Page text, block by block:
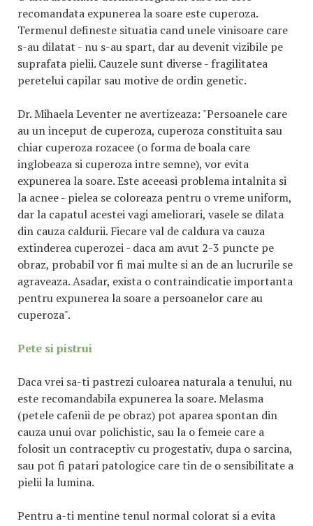
recomandata expunerea la soare este cuperoza.
Termenul defineste situatia cand unele vinisoare care
s-au dilatat - nu s-au spart, dar au devenit vizibile pe
suprafata pielii. Cauzele sunt diverse - fragilitatea
peretelui capilar sau motive de ordin genetic.
Dr. Mihaela Leventer ne avertizeaza: "Persoanele care
au un inceput de cuperoza, cuperoza constituita sau
chiar cuperoza rozacee (o forma de boala care
inglobeaza si cuperoza intre semne), vor evita
expunerea la soare. Este aceeasi problema intalnita si
la acnee - pielea se coloreaza pentru o vreme uniform,
dar la capatul acestei vagi ameliorari, vasele se dilata
din cauza caldurii. Fiecare val de caldura va cauza
extinderea cuperozei - daca am avut 2-3 puncte pe
obraz, probabil vor fi mai multe si an de an lucrurile se
agraveaza. Asadar, exista o contraindicatie importanta
pentru expunerea la soare a persoanelor care au
cuperoza".
Pete si pistrui
Daca vrei sa-ti pastrezi culoarea naturala a tenului, nu
este recomandabila expunerea la soare. Melasma
(petele cafenii de pe obraz) pot aparea spontan din
cauza unui ovar polichistic, sau la o femeie care a
folosit un contraceptiv cu progestativ, dupa o sarcina,
sau pot fi patari patologice care tin de o sensibilitate a
pielii la lumina.
Pentru a-ti mentine tenul normal colorat si a evita